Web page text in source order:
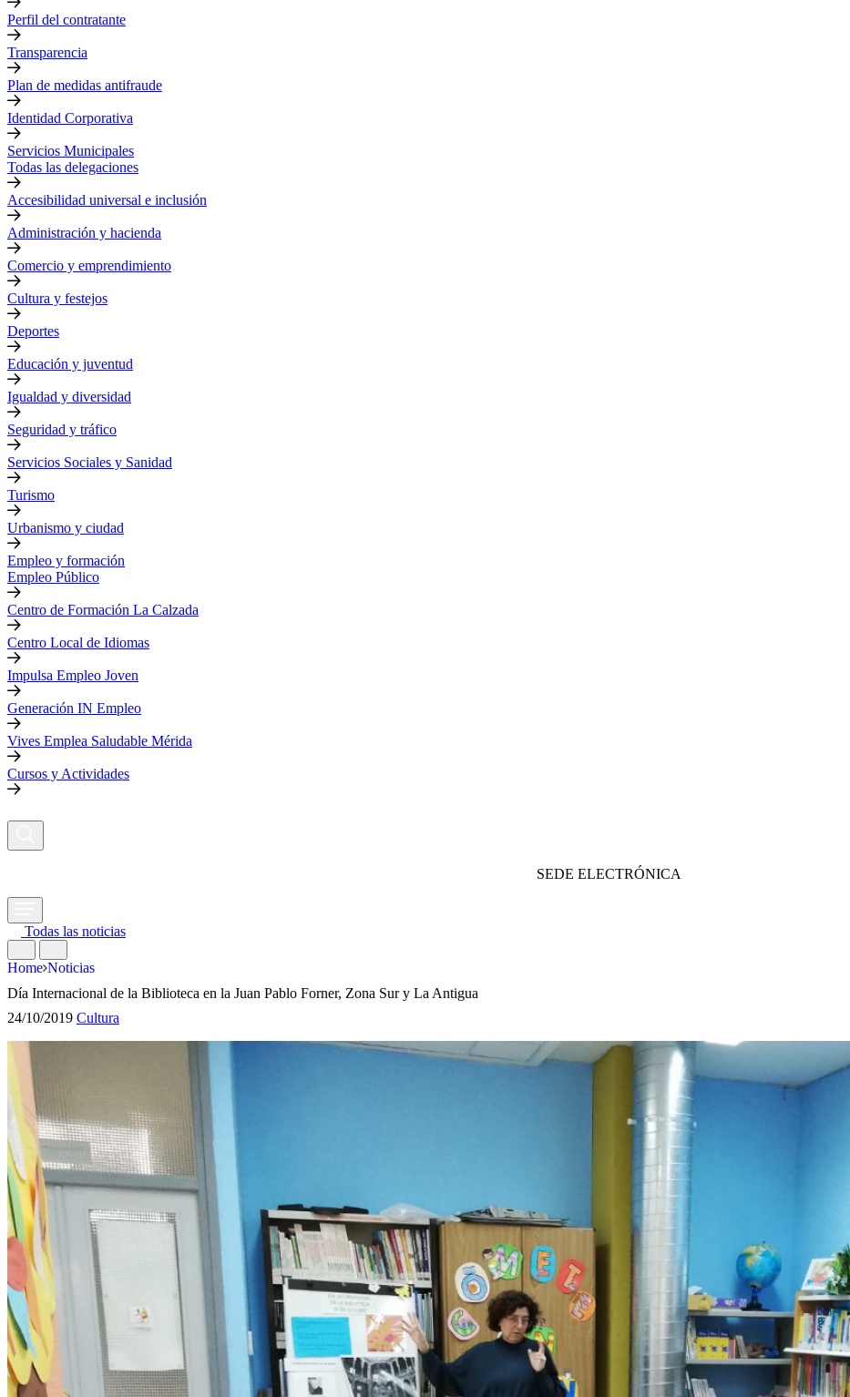
Perfil del contratante
Transparencia
Plan de medidas antifraude
Identidad Corporativa
Servicios Municipales
Todas las delegaciones
Accesibilidad universal e inclusión
Administración y hacienda
Comercio y emprendimiento
Cultura y festejos
Deportes
Educación y juventud
Igualdad y diversidad
Seguridad y tráfico
Servicios Sociales y Sanidad
Turismo
Urbanismo y ciudad
Empleo y formación
Empleo Público
Centro de Formación La Calzada
Centro Local de Idiomas
Impulsa Empleo Joven
Generación IN Empleo
Vives Emplea Saludable Mérida
Cursos y Actividades
SEDE ELECTRÓNICA
Todas las noticias
Home Noticias
Día Internacional de la Biblioteca en la Juan Pablo Forner, Zona Sur y La Antigua
24/10/2019 Cultura